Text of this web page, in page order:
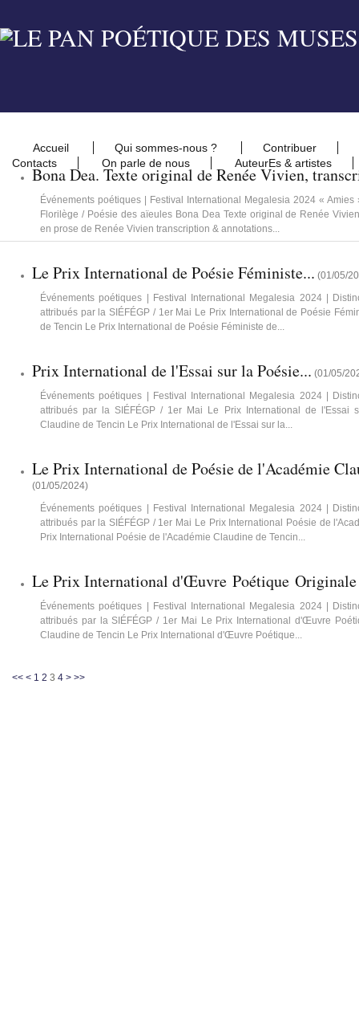
Accueil Qui sommes-nous ?
Contribuer
Contacts
On parle de nous AuteurEs & artistes
Bona Dea. Texte original de Renée Vivien,
Événements poétiques | Festival International Megalesia 2024 «
Florilège / Poésie des aïeules Bona Dea Texte original de Renée
en prose de Renée Vivien transcription & annotations...
Le Prix International de Poésie Féministe... (01/05/
Événements poétiques | Festival International Megalesia 2024 |
attribués par la SIÉFÉGP / 1er Mai Le Prix International de Poésie
de Tencin Le Prix International de Poésie Féministe de...
Prix International de l'Essai sur la Poésie... (01/05/
Événements poétiques | Festival International Megalesia 2024 |
attribués par la SIÉFÉGP / 1er Mai Le Prix International de l'Essai
Claudine de Tencin Le Prix International de l'Essai sur la...
Le Prix International de Poésie de l'Académie
(01/05/2024)
Événements poétiques | Festival International Megalesia 2024 |
attribués par la SIÉFÉGP / 1er Mai Le Prix International Poésie de
Prix International Poésie de l'Académie Claudine de Tencin...
Le Prix International d'Œuvre Poétique Originale
Événements poétiques | Festival International Megalesia 2024 |
attribués par la SIÉFÉGP / 1er Mai Le Prix International d'Œuvre
Claudine de Tencin Le Prix International d'Œuvre Poétique...
<< < 1 2 3 4 > >>